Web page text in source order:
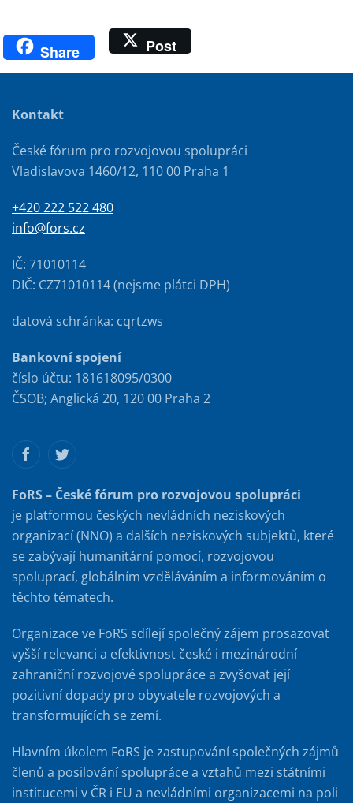
Share Post
Kontakt
České fórum pro rozvojovou spolupráci
Vladislavova 1460/12, 110 00 Praha 1
+420 222 522 480
info@fors.cz
IČ: 71010114
DIČ: CZ71010114 (nejsme plátci DPH)
datová schránka: cqrtzws
Bankovní spojení
číslo účtu: 181618095/0300
ČSOB; Anglická 20, 120 00 Praha 2
FoRS – České fórum pro rozvojovou spolupráci
je platformou českých nevládních neziskových
organizací (NNO) a dalších neziskových subjektů, které
se zabývají humanitární pomocí, rozvojovou
spoluprací, globálním vzděláváním a informováním o
těchto tématech.
Organizace ve FoRS sdílejí společný zájem prosazovat
vyšší relevanci a efektivnost české i mezinárodní
zahraniční rozvojové spolupráce a zvyšovat její
pozitivní dopady pro obyvatele rozvojových a
transformujících se zemí.
Hlavním úkolem FoRS je zastupování společných zájmů
členů a posilování spolupráce a vztahů mezi státními
institucemi v ČR i EU a nevládními organizacemi na poli